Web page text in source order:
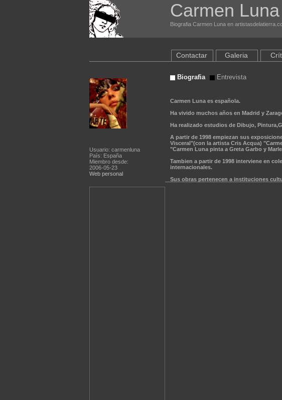
Carmen Luna
Biografia Carmen Luna en
Usuario: carmenluna
País: España
Miembro desde:
2006-05-23
Web personal
Contactar Galeria
Biografia Entrevista
Carmen Luna es española.
Ha vivido muchos años en Madrid y
Ha realizado estudios de Dibujo,
A partir de 1998 empiezan sus
Visceral"(con la artista Cris Acqua)
"Carmen Luna pinta a Greta Garbo y
Tambien a partir de 1998 interviene en
internacionales.
Sus obras pertenecen a instituciones